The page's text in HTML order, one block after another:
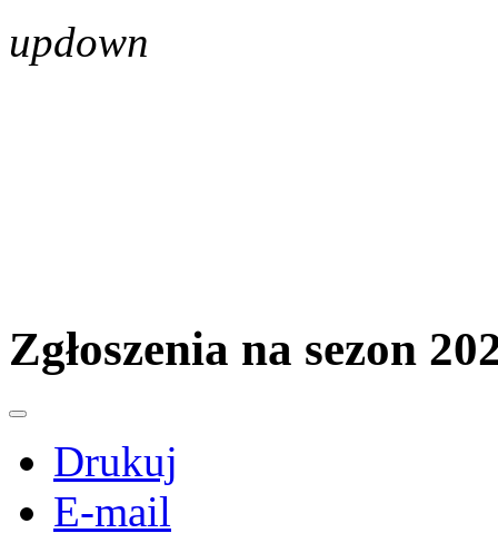
updown
Zgłoszenia na sezon
Drukuj
E-mail